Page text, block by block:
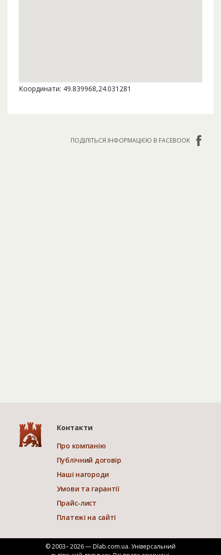
Координати: 49.839968,24.031281
ПОДІЛІТЬСЯ ІНФОРМАЦІЄЮ В FACEBOOK
Контакти
Про компанію
Публічний договір
Наші нагороди
Умови та гарантії
Прайс-лист
Платежі на сайті
© 2003– 2026 — Dlab.com.ua. Універсальний